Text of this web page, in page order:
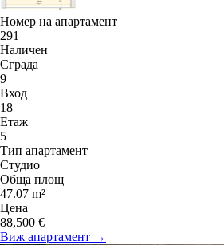
Номер на апартамент
291
Наличен
Сграда
9
Вход
18
Етаж
5
Тип апартамент
Студио
Обща площ
47.07 m²
Цена
88,500 €
Виж апартамент →